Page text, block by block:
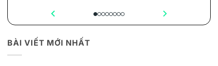
BÀI VIẾT MỚI NHẤT